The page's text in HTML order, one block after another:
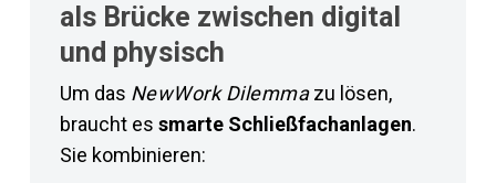
als Brücke zwischen digital
und physisch
Um das NewWork Dilemmazu lösen,
braucht es smarte Schließfachanlagen.
Sie kombinieren: